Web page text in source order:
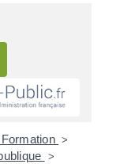
>
>